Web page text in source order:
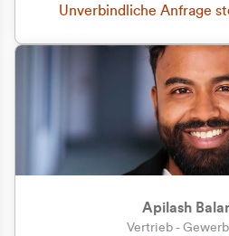
Unverbindliche Anfrage
Apilash
Vertrieb -